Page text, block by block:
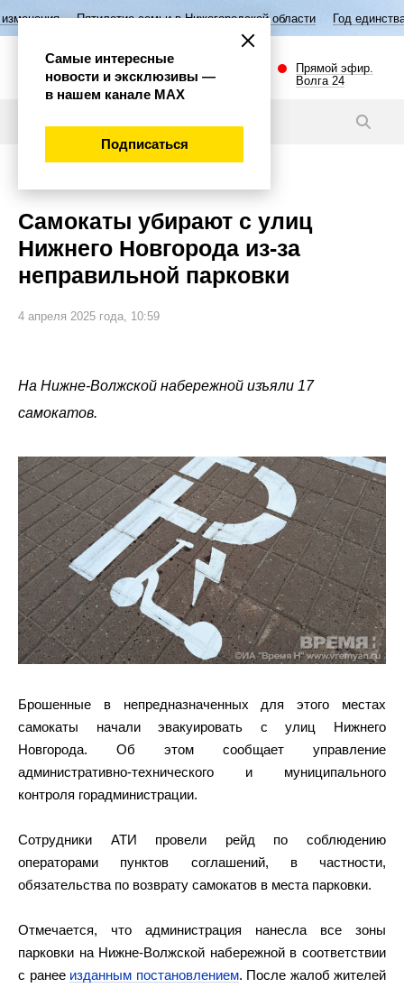
семьи в Нижегородской области Год единства народов России
Прямой эфир.
Волга 24
Самокаты убирают с улиц
Нижнего Новгорода из-за
неправильной парковки
4 апреля 2025 года, 10:59
На Нижне-Волжской набережной изъяли 17
самокатов.
Брошенные в непредназначенных для этого местах
самокаты начали эвакуировать с улиц Нижнего
Новгорода. Об этом сообщает управление
административно-технического и муниципального
контроля горадминистрации.
Сотрудники АТИ провели рейд по соблюдению
операторами пунктов соглашений, в частности,
обязательства по возврату самокатов в места парковки.
Отмечается, что администрация нанесла все зоны
парковки на Нижне-Волжской набережной в соответствии
с ранее изданным постановлением. После жалоб жителей
Самые интересные
новости и эксклюзивы —
в нашем канале МАХ
Подписаться